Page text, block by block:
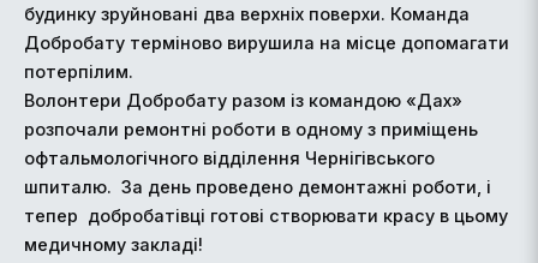
будинку зруйновані два верхніх поверхи. Команда
Добробату терміново вирушила на місце допомагати
потерпілим.
Волонтери Добробату разом із командою «Дах»
розпочали ремонтні роботи в одному з приміщень
офтальмологічного відділення Чернігівського
шпиталю. За день проведено демонтажні роботи, і
тепер добробатівці готові створювати красу в цьому
медичному закладі!